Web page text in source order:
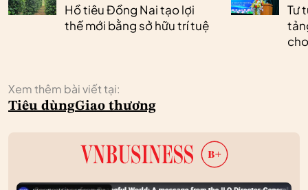
Hồ tiêu Đồng Nai tạo lợi
thế mới bằng sở hữu trí tuệ
Tư
Xem thêm bài viết tại:
Tiêu dùngGiao thương